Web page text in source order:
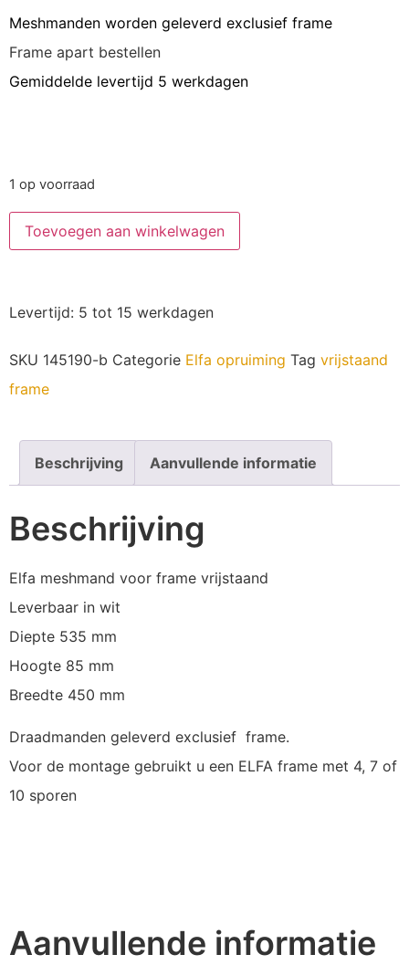
Meshmanden worden geleverd exclusief frame
Frame apart bestellen
Gemiddelde levertijd 5 werkdagen
1 op voorraad
Toevoegen aan winkelwagen
Levertijd: 5 tot 15 werkdagen
SKU 145190-b Categorie Elfa opruiming Tag vrijstaand
frame
Beschrijving Aanvullende informatie
Beschrijving
Elfa meshmand voor frame vrijstaand
Leverbaar in wit
Diepte 535 mm
Hoogte 85 mm
Breedte 450 mm
Draadmanden geleverd exclusief frame.
Voor de montage gebruikt u een ELFA frame met 4, 7 of
10 sporen
Aanvullende informatie